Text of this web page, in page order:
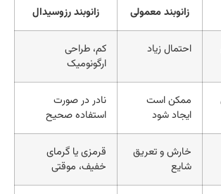
زانوبند معمولی زانوبند رزوسیدال
احتمال زیاد
کم، طراحی
ارگونومیک
ممکن است
ایجاد شود
نادر در صورت
استفاده صحیح
خارش و تعریق
قرمزی یا گرمای
خفیف، موقتی